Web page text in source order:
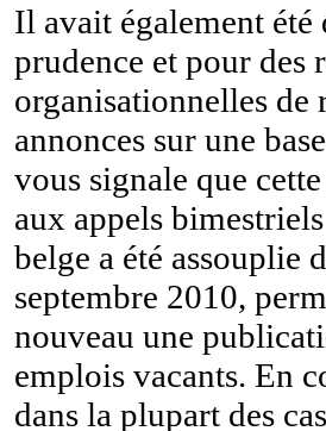
Il avait également été
prudence et pour des
organisationnelles de
annonces sur une
vous signale que
aux appels
belge a été assouplie
septembre 2010,
nouveau une
emplois vacants. En
dans la plupart des